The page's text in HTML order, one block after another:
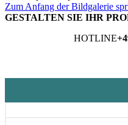
Zum Anfang der Bildgalerie
GESTALTEN SIE IHR
HOTLINE